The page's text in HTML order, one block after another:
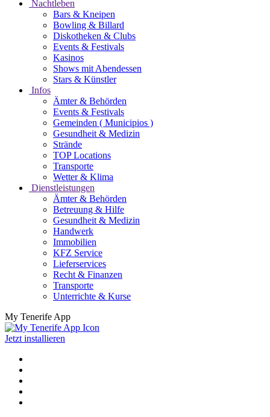
Nachtleben
Bars & Kneipen
Bowling & Billard
Diskotheken & Clubs
Events & Festivals
Kasinos
Shows mit Abendessen
Stars & Künstler
Infos
Ämter & Behörden
Events & Festivals
Gemeinden ( Municipios )
Gesundheit & Medizin
Strände
TOP Locations
Transporte
Wetter & Klima
Dienstleistungen
Ämter & Behörden
Betreuung & Hilfe
Gesundheit & Medizin
Handwerk
Immobilien
KFZ Service
Lieferservices
Recht & Finanzen
Transporte
Unterrichte & Kurse
My Tenerife App
Jetzt installieren